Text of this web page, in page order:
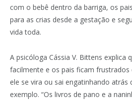
com o bebê dentro da barriga, os
para as crias desde a gestação e
vida toda.
A psicóloga Cássia V. Bittens explica
facilmente e os pais ficam
ele se vira ou sai engatinhando atrás
exemplo. “Os livros de pano e a